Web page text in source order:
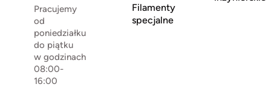
Pracujemy
od
poniedziałku
do piątku
w godzinach
08:00-
16:00
Filamenty
specjalne